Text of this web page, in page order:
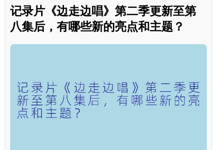
记录片《边走边唱》第二季更新至第
八集后，有哪些新的亮点和主题？